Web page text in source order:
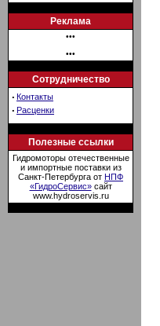
Реклама
•••
•••
Сотрудничество
· Контакты
· Расценки
Полезные ссылки
Гидромоторы отечественные
и импортные поставки из
Санкт-Петербурга от НПФ
«ГидроСервис»сайт
www.hydroservis.ru